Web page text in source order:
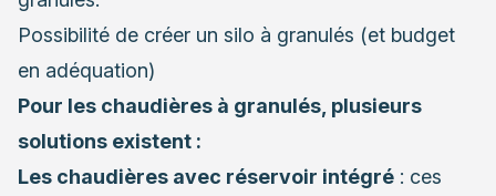
Possibilité de créer un silo à granulés (et budget
en adéquation)
Pour les chaudières à granulés, plusieurs
solutions existent :
Les chaudières avec réservoir intégré : ces